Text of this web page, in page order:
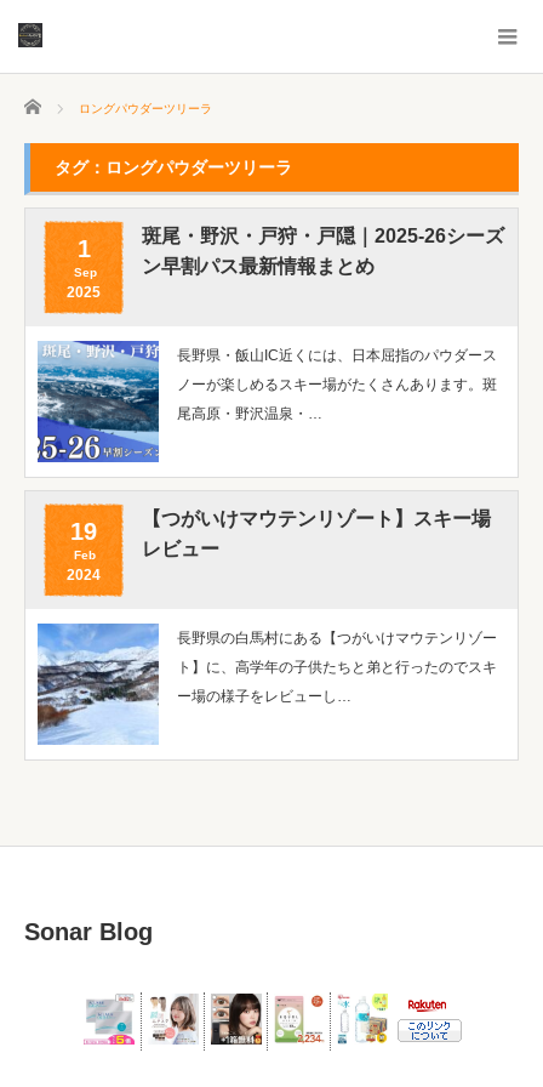
ホーム ロングパウダーツリーラ
タグ：ロングパウダーツリーラ
1
Sep
2025
斑尾・野沢・戸狩・戸隠｜2025-26シーズ
ン早割パス最新情報まとめ
長野県・飯山IC近くには、日本屈指のパウダース
ノーが楽しめるスキー場がたくさんあります。斑
尾高原・野沢温泉・…
19
Feb
2024
【つがいけマウテンリゾート】スキー場
レビュー
長野県の白馬村にある【つがいけマウテンリゾー
ト】に、高学年の子供たちと弟と行ったのでスキ
ー場の様子をレビューし…
Sonar Blog